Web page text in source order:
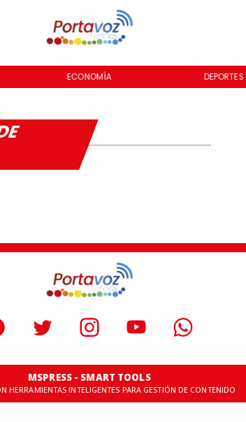
ECONOMÍA DEPORTES
MSPRESS - SMART TOOLS
HERRAMIENTAS INTELIGENTES PARA GESTIÓN DE CONTENIDO